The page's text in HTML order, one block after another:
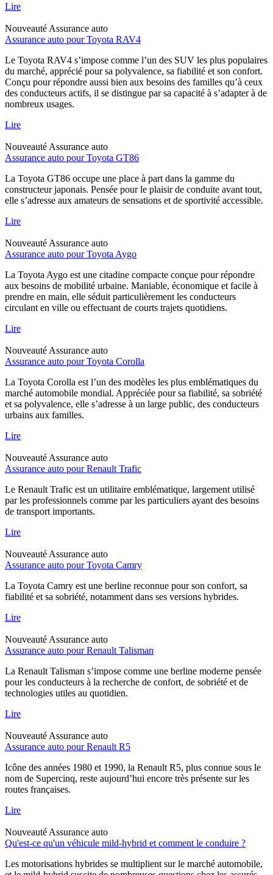
Lire
Nouveauté Assurance auto
Assurance auto pour Toyota RAV4
Le Toyota RAV4 s’impose comme l’un des SUV les plus populaires
du marché, apprécié pour sa polyvalence, sa fiabilité et son confort.
Conçu pour répondre aussi bien aux besoins des familles qu’à ceux
des conducteurs actifs, il se distingue par sa capacité à s’adapter à de
nombreux usages.
Lire
Nouveauté Assurance auto
Assurance auto pour Toyota GT86
La Toyota GT86 occupe une place à part dans la gamme du
constructeur japonais. Pensée pour le plaisir de conduite avant tout,
elle s’adresse aux amateurs de sensations et de sportivité accessible.
Lire
Nouveauté Assurance auto
Assurance auto pour Toyota Aygo
La Toyota Aygo est une citadine compacte conçue pour répondre
aux besoins de mobilité urbaine. Maniable, économique et facile à
prendre en main, elle séduit particulièrement les conducteurs
circulant en ville ou effectuant de courts trajets quotidiens.
Lire
Nouveauté Assurance auto
Assurance auto pour Toyota Corolla
La Toyota Corolla est l’un des modèles les plus emblématiques du
marché automobile mondial. Appréciée pour sa fiabilité, sa sobriété
et sa polyvalence, elle s’adresse à un large public, des conducteurs
urbains aux familles.
Lire
Nouveauté Assurance auto
Assurance auto pour Renault Trafic
Le Renault Trafic est un utilitaire emblématique, largement utilisé
par les professionnels comme par les particuliers ayant des besoins
de transport importants.
Lire
Nouveauté Assurance auto
Assurance auto pour Toyota Camry
La Toyota Camry est une berline reconnue pour son confort, sa
fiabilité et sa sobriété, notamment dans ses versions hybrides.
Lire
Nouveauté Assurance auto
Assurance auto pour Renault Talisman
La Renault Talisman s’impose comme une berline moderne pensée
pour les conducteurs à la recherche de confort, de sobriété et de
technologies utiles au quotidien.
Lire
Nouveauté Assurance auto
Assurance auto pour Renault R5
Icône des années 1980 et 1990, la Renault R5, plus connue sous le
nom de Supercinq, reste aujourd’hui encore très présente sur les
routes françaises.
Lire
Nouveauté Assurance auto
Qu'est-ce qu'un véhicule mild-hybrid et comment le conduire ?
Les motorisations hybrides se multiplient sur le marché automobile,